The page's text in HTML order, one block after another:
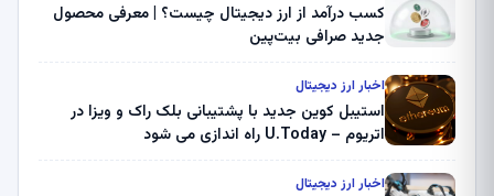
کسب درآمد از ارز دیجیتال چیست؟ | معرفی محصول
جدید صرافی بیت‌پین
اخبار ارز دیجیتال
استیبل کوین جدید با پشتیبانی بلک راک و ویزا در
اتریوم – U.Today راه اندازی می شود
اخبار ارز دیجیتال